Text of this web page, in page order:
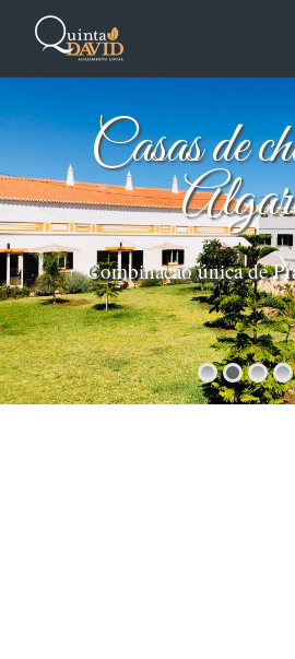
Casas de
Combinação única de